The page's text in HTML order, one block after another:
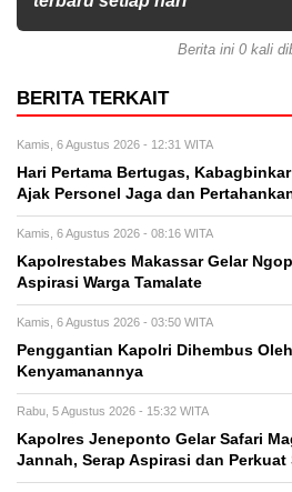
Berita ini 0 kali
BERITA TERKAIT
Kamis, 6 Agustus 2026 - 12:31 WITA
Hari Pertama Bertugas,
Ajak Personel Jaga dan
Kamis, 6 Agustus 2026 - 08:16 WITA
Kapolrestabes Makassar Gelar
Aspirasi Warga Tamalate
Kamis, 6 Agustus 2026 - 03:50 WITA
Penggantian Kapolri Dihembus
Kenyamanannya
Rabu, 5 Agustus 2026 - 15:32 WITA
Kapolres Jeneponto Gelar Safari
Jannah, Serap Aspirasi dan Perkuat